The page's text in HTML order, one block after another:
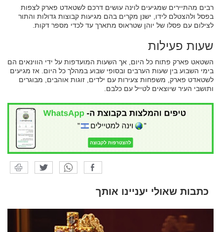
רבים מהתיירים שמגיעים לוינה עושים דרכם לשטאדט פארק לצפות
בפסל ולהצטלם לידו, ישנן מקרים בהם מגיעות קבוצות גדולות והתור
לצילום עם פסלו של יוהן שטראוס מתארך עד לכדי מספר דקות.
שעות פעילות
השטאט פארק פתוח כל היום, אך השעות המועדפות על ידי הווינאים הם
בימי השבוע בין שעות הערבים ובסופי שבוע במהלך כל היום. אז מגיעים
לשטאדט פארק, משפחות צעירות עם ילדים, זוגות אוהבים, מבוגרים
ותושבי העיר שיוצאים לטייל עם כלבם.
כתבות שאולי יעניינו אותך